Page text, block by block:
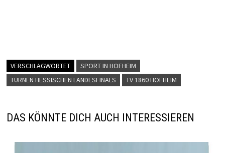
VERSCHLAGWORTET
SPORT IN HOFHEIM
TURNEN HESSISCHEN LANDESFINALS
TV 1860 HOFHEIM
DAS KÖNNTE DICH AUCH INTERESSIEREN